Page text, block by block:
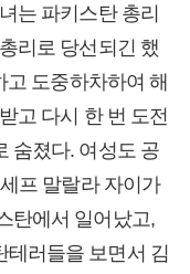
는 파키스탄 총리
리로 당선되긴 했
고 도중하차하여 해
고 다시 한 번 도전
숨졌다. 여성도 공
프 말랄라 자이가
탄에서 일어났고,
테러들을 보면서 김